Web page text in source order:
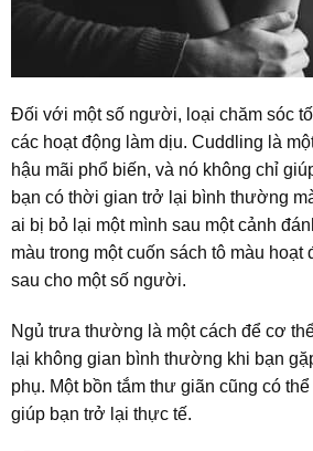
Đối với một số người, loại chăm sóc
các hoạt động làm dịu. Cuddling là
hậu mãi phổ biến, và nó không chỉ
bạn có thời gian trở lại bình thường
ai bị bỏ lại một mình sau một cảnh
màu trong một cuốn sách tô màu hoạt
sau cho một số người.
Ngủ trưa thường là một cách để cơ
lại không gian bình thường khi bạn
phụ. Một bồn tắm thư giãn cũng có
giúp bạn trở lại thực tế.